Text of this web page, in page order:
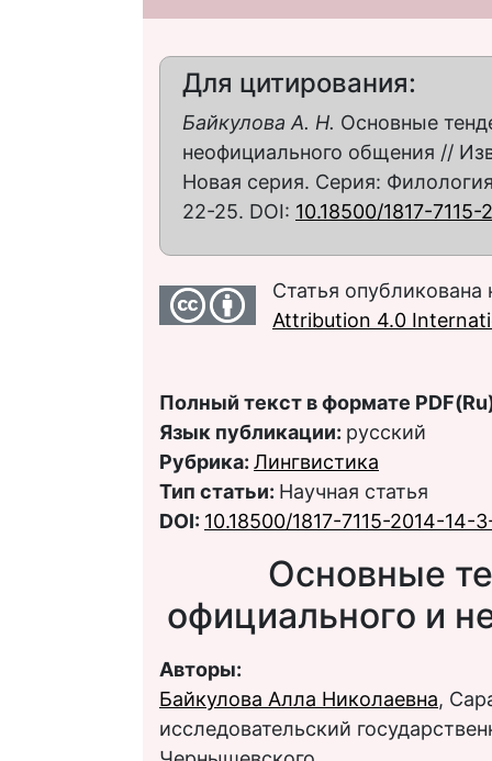
Для цитирования:
Байкулова А. Н. Основные
неофициального общения //
Новая серия. Серия:
22-25. DOI: 10.18500/1817-
Статья
Attribution 4.0
Полный текст в формате
Язык публикации: русский
Рубрика: Лингвистика
Тип статьи: Научная статья
DOI: 10.18500/1817-7115-2014-14-
Основные
официального и
Авторы:
Байкулова Алла Николаевна,
исследовательский